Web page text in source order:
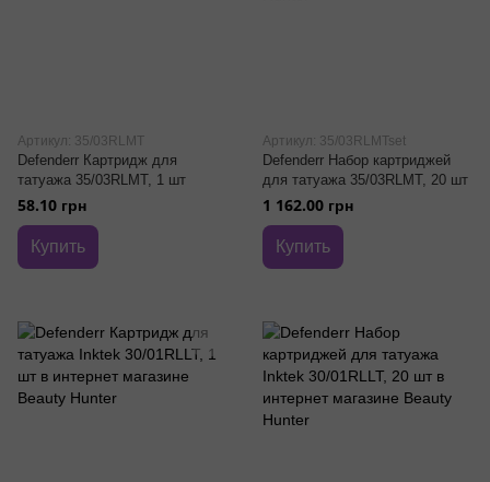
Артикул: 35/03RLMT
Defenderr Картридж для
татуажа 35/03RLMT, 1 шт
58.10 грн
Купить
Артикул: 35/03RLMTset
Defenderr Набор картриджей
для татуажа 35/03RLMT, 20 шт
1 162.00 грн
Купить